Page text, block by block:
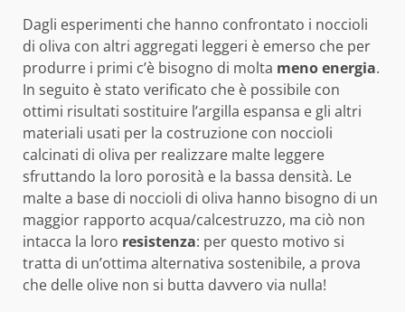
Dagli esperimenti che hanno confrontato i noccioli
di oliva con altri aggregati leggeri è emerso che per
produrre i primi c’è bisogno di molta meno energia.
In seguito è stato verificato che è possibile con
ottimi risultati sostituire l’argilla espansa e gli altri
materiali usati per la costruzione con noccioli
calcinati di oliva per realizzare malte leggere
sfruttando la loro porosità e la bassa densità. Le
malte a base di noccioli di oliva hanno bisogno di un
maggior rapporto acqua/calcestruzzo, ma ciò non
intacca la loro resistenza: per questo motivo si
tratta di un’ottima alternativa sostenibile, a prova
che delle olive non si butta davvero via nulla!